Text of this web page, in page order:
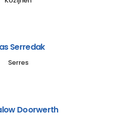
Serredak
Serres
Doorwerth